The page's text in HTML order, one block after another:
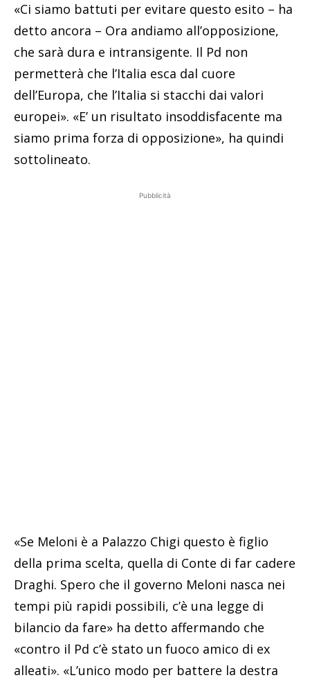
«Ci siamo battuti per evitare questo esito – ha
detto ancora – Ora andiamo all’opposizione,
che sarà dura e intransigente. Il Pd non
permetterà che l’Italia esca dal cuore
dell’Europa, che l’Italia si stacchi dai valori
europei». «E’ un risultato insoddisfacente ma
siamo prima forza di opposizione», ha quindi
sottolineato.
Pubblicità
«Se Meloni è a Palazzo Chigi questo è figlio
della prima scelta, quella di Conte di far cadere
Draghi. Spero che il governo Meloni nasca nei
tempi più rapidi possibili, c’è una legge di
bilancio da fare» ha detto affermando che
«contro il Pd c’è stato un fuoco amico di ex
alleati». «L’unico modo per battere la destra